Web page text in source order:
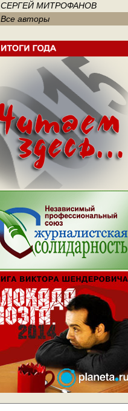
СЕРГЕЙ МИТРОФАНОВ
Все авторы